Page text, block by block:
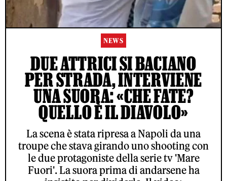
NEWS
DUE ATTRICI SI BACIANO
PER STRADA, INTERVIENE
UNA SUORA: «CHE FATE?
QUELLO È IL DIAVOLO»
La scena è stata ripresa a Napoli da una
troupe che stava girando uno shooting con
le due protagoniste della serie tv 'Mare
Fuori'. La suora prima di andarsene ha